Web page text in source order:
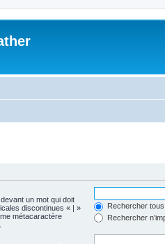
un mot qui doit
discontinues « | »
métacaractère
Rechercher
Rechercher